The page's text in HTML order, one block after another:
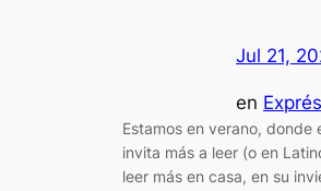
Jul 21,
en Exprés
Estamos en verano, donde
invita más a leer (o en
leer más en casa, en su